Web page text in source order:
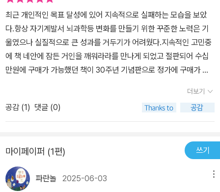
게 느껴져 짜증이 많이 났는데 '나는 세상에서 가장 고귀하고 훌륭한
일을 하고 있다.'라고 생각하니 아이를 키우는 게 덜 힘들고 하루하루
가 소중하게 느껴졌습니다. 마음이 바뀌니 언어가 바뀌고, 언어가 바
뀌니 아이와 사이가 좋아졌어요. 아이와의 갈등 때문에 정말 힘들었
는데, 내 안에 잠들어 있던 거인이 깨어나고 있어 감사했답니다.
최근 개인적인 목표 달성에 있어 지속적으로 실패하는 모습을 보았
다.항상 자기계발서 뇌과학등 변화를 만들기 위한 꾸준한 노력은 기
울였으나 실질적으로 큰 성과를 거두기가 어려웠다.지속적인 고민중
에 책 네안에 잠든 거인을 깨워라라를 만나게 되었고 절판되어 수십
만원에 구매가 가능했던 책이 30주년 기념판으로 정가에 구매가 가
감정 다스리기3. 발표할 때 떨리는 모습 고치기이 3가지가 주력 목표
이거나 걱정이었는데 책에서 이 모든것을 해결 할 수 있는 근본적인
문제점을 지적하고 그것을 달성하기 위한 방법론을 제시한다.나는 이
여 1포스팅을 설정하고 감정을 다스리기 위해 부정적인 단어를 우회
하여 조금 더 순화시킨 문구로 만들어 기분을 다스린다. 마지막으로
발표할 때 떨리는 습관과 낮은 자존감을 끌어올리기 위해 믿음과 정
더보기
공감 (1) 댓글 (0)
마이페이퍼 (1편) 쓰기
파란놀 2025-06-03